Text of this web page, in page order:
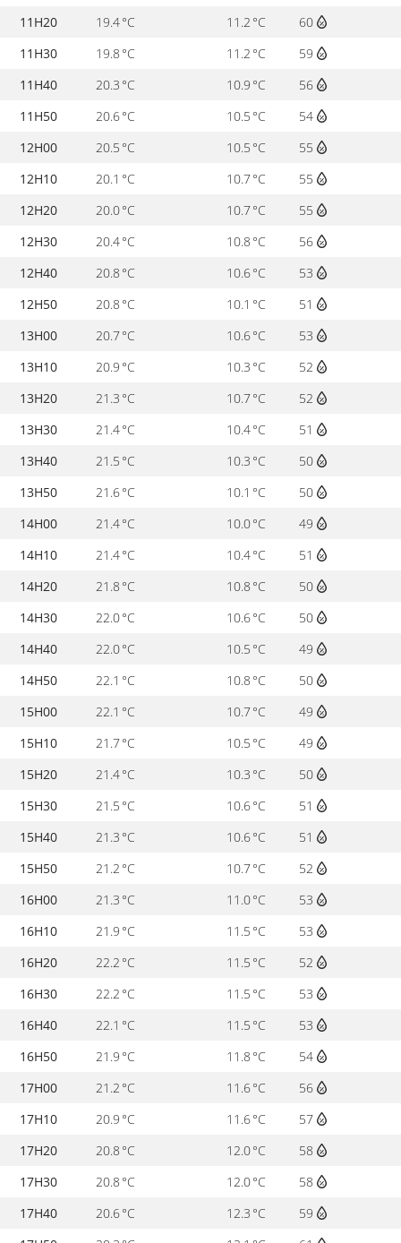
11H20
19.4 °C 11.2 °C 60
11H30
19.8 °C 11.2 °C 59
11H40
20.3 °C 10.9 °C 56
11H50
20.6 °C 10.5 °C 54
12H00
20.5 °C 10.5 °C 55
12H10
20.1 °C 10.7 °C 55
12H20
20.0 °C 10.7 °C 55
12H30
20.4 °C 10.8 °C 56
12H40
20.8 °C 10.6 °C 53
12H50
20.8 °C 10.1 °C 51
13H00
20.7 °C 10.6 °C 53
13H10
20.9 °C 10.3 °C 52
13H20
21.3 °C 10.7 °C 52
13H30
21.4 °C 10.4 °C 51
13H40
21.5 °C 10.3 °C 50
13H50
21.6 °C 10.1 °C 50
14H00
21.4 °C 10.0 °C 49
14H10
21.4 °C 10.4 °C 51
14H20
21.8 °C 10.8 °C 50
14H30
22.0 °C 10.6 °C 50
14H40
22.0 °C 10.5 °C 49
14H50
22.1 °C 10.8 °C 50
15H00
22.1 °C 10.7 °C 49
15H10
21.7 °C 10.5 °C 49
15H20
21.4 °C 10.3 °C 50
15H30
21.5 °C 10.6 °C 51
15H40
21.3 °C 10.6 °C 51
15H50
21.2 °C 10.7 °C 52
16H00
21.3 °C 11.0 °C 53
16H10
21.9 °C 11.5 °C 53
16H20
22.2 °C 11.5 °C 52
16H30
22.2 °C 11.5 °C 53
16H40
22.1 °C 11.5 °C 53
16H50
21.9 °C 11.8 °C 54
17H00
21.2 °C 11.6 °C 56
17H10
20.9 °C 11.6 °C 57
17H20
20.8 °C 12.0 °C 58
17H30
20.8 °C 12.0 °C 58
17H40
20.6 °C 12.3 °C 59